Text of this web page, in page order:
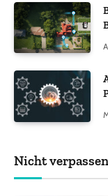
Nicht verpassen